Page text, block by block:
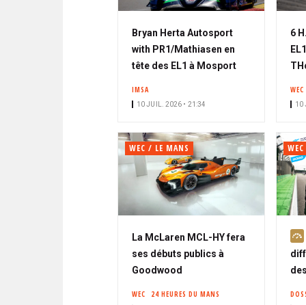
Bryan Herta Autosport
with PR1/Mathiasen en
tête des EL1 à Mosport
IMSA
10 JUIL. 2026 • 21:34
6
WEC
10
WEC / LE MANS
La McLaren MCL-HY fera
ses débuts publics à
Goodwood
WEC 24 HEURES DU MANS
WEC